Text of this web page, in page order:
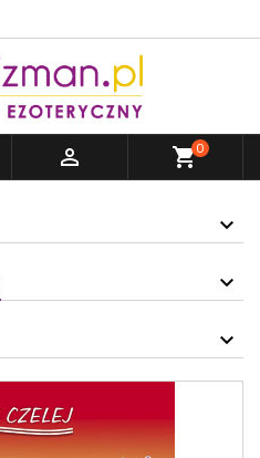
 shopping_cart0